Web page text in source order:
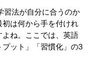
習法が自分に合うのか
は何から手を付けれ
ね。ここでは、英語
ット」「習慣化」の3